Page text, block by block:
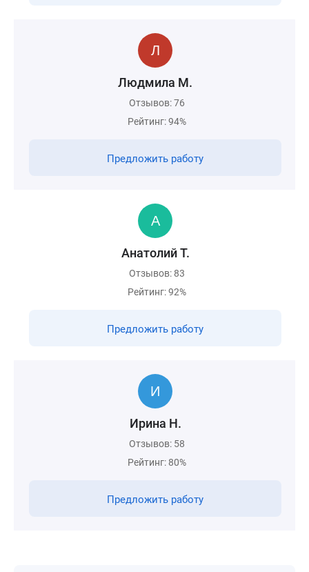
Людмила M.
Отзывов: 76
Рейтинг: 94%
Предложить работу
Анатолий Т.
Отзывов: 83
Рейтинг: 92%
Предложить работу
Ирина Н.
Отзывов: 58
Рейтинг: 80%
Предложить работу